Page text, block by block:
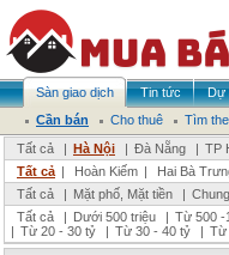
Sàn giao dịch Tin tức Dự
Cần bán
Cho thuê
Tìm
Tất cả
| Hà Nội | Đà Nẵng | TP
Tất cả | Hoàn Kiếm | Hai Bà
Tất cả
| Mặt phố, Mặt tiền |
Tất cả
| Dưới 500 triệu | Từ 500 -
| Từ 20 - 30 tỷ | Từ 30 - 40 tỷ | Từ